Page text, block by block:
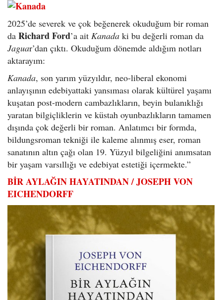
2025’de severek ve çok beğenerek okuduğum bir roman
da Richard Ford’a ait Kanada ki bu değerli roman da
Jaguar’dan çıktı. Okuduğum dönemde aldığım notları
aktarayım:
Kanada, son yarım yüzyıldır, neo-liberal ekonomi
anlayışının edebiyattaki yansıması olarak kültürel yaşamı
kuşatan post-modern cambazlıkların, beyin bulanıklığı
yaratan bilgiçliklerin ve küstah oyunbazlıkların tamamen
dışında çok değerli bir roman. Anlatımcı bir formda,
bildungsroman tekniği ile kaleme alınmış eser, roman
sanatının altın çağı olan 19. Yüzyıl bilgeliğini anımsatan
bir yaşam varsıllığı ve edebiyat estetiği içermekte.”
BİR AYLAĞIN HAYATINDAN / JOSEPH VON
EICHENDORFF